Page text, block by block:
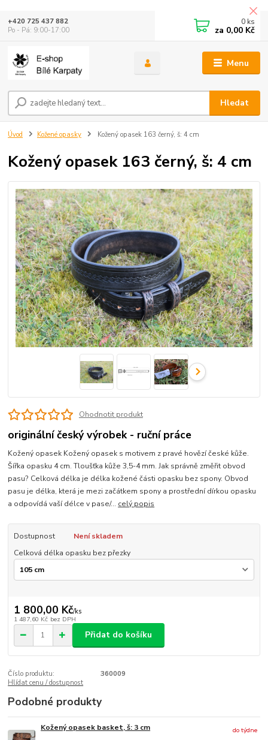
Menu
Hledat
+420 725 437 882
Po - Pá: 9:00-17:00
0 ks
za 0,00 Kč
Úvod Kožené opasky Kožený opasek 163 černý, š: 4 cm
Kožený opasek 163 černý, š: 4 cm
Ohodnotit produkt
originální český výrobek - ruční práce
Kožený opasek Kožený opasek s motivem z pravé hovězí české kůže.
Šířka opasku 4 cm. Tloušťka kůže 3,5-4 mm. Jak správně změřit obvod
pasu? Celková délka je délka kožené části opasku bez spony. Obvod
pasu je délka, která je mezi začátkem spony a prostřední dírkou opasku
a odpovídá vaší délce v pase/... celý popis
Dostupnost
Není skladem
Celková délka opasku bez přezky
1 800,00 Kč/ks
1 487,60 Kč bez DPH
Přidat do košíku
Číslo produktu:
360009
Hlídat cenu / dostupnost
Podobné produkty
Kožený opasek basket, š: 3 cm
do týdne